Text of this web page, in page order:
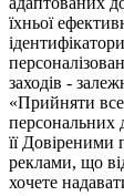
їхньої
заходів -
«Прийняти
персональних
її Довіреними
реклами, що
хочете